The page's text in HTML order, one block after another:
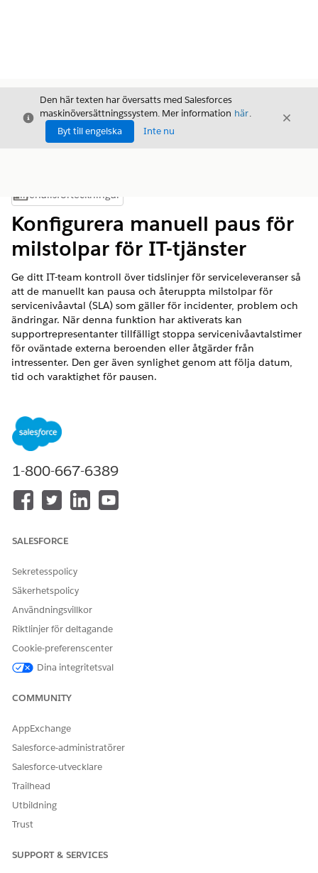
Stäng
Den här texten har översatts med Salesforces
maskinöversättningssystem. Mer information här.
Byt till engelska
Inte nu
Stäng
Visa innehållsförteckning
Innehållsförteckningar
Konfigurera manuell paus för
milstolpar för IT-tjänster
Ge ditt IT-team kontroll över tidslinjer för serviceleveranser så
att de manuellt kan pausa och återuppta milstolpar för
servicenivåavtal (SLA) som gäller för incidenter, problem och
ändringar. När denna funktion har aktiverats kan
supportrepresentanter tillfälligt stoppa servicenivåavtalstimer
för oväntade externa beroenden eller åtgärder från
intressenter. Den ger även synlighet genom att följa datum,
tid och varaktighet för pausen.
Tillgängliga i: Lightning Experience
Editions med Agentforce IT Service.
ANVÄNDARBEHÖRIGHETER SOM KRÄVS
rättighetsinställningar:
I Inställningar, i Snabbsökning, skriv
Rättighetsinställningar
Markera kryssrutan
Spara dina ändringar.
LÖSTE DENNA ARTIKEL DITT PROBLEM?
1-800-667-6389
SALESFORCE
Sekretesspolicy
Säkerhetspolicy
Användningsvillkor
Riktlinjer för deltagande
Cookie-preferenscenter
Dina integritetsval
COMMUNITY
AppExchange
Salesforce-administratörer
Salesforce-utvecklare
Trailhead
Utbildning
Trust
SUPPORT & SERVICES